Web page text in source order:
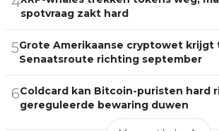
spotvraag zakt hard
5Grote Amerikaanse cryptowet krijgt
Senaatsroute richting september
6Coldcard kan Bitcoin-puristen hard
gereguleerde bewaring duwen